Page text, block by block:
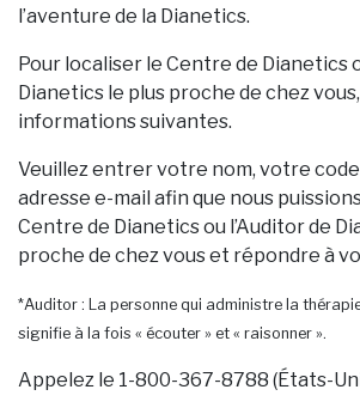
l’aventure de la Dianetics.
Pour localiser le Centre de Dianetics
Dianetics le plus proche de chez
informations suivantes.
Veuillez entrer votre nom, votre
adresse e-mail afin que nous
Centre de Dianetics ou l’Auditor de
proche de chez vous et répondre à
*Auditor : La personne qui administre la
signifie à la fois « écouter » et « raisonner ».
Appelez le 1-800-367-8788 (États-